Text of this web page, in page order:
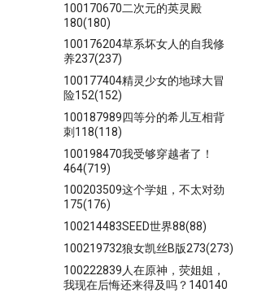
100170670二次元的英灵殿
180(180)
100176204草系坏女人的自我修
养237(237)
100177404精灵少女的地球大冒
险152(152)
100187989四等分的希儿互相背
刺118(118)
100198470我受够穿越者了！
464(719)
100203509这个学姐，不太对劲
175(176)
100214483SEED世界88(88)
100219732狼女凯丝B版273(273)
100222839人在原神，荧姐姐，
我现在后悔还来得及吗？140140